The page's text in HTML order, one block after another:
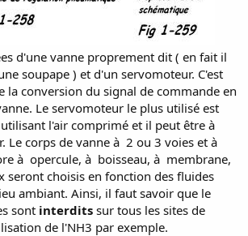
d'une vanne proprement dit ( en fait il
soupape ) et d'un servomoteur. C'est
la conversion du signal de commande en
Le servomoteur le plus utilisé est
l'air comprimé et il peut être à
Le corps de vanne à 2 ou 3 voies et à
à opercule, à boisseau, à membrane,
seront choisis en fonction des fluides
ambiant. Ainsi, il faut savoir que le
sont interdits sur tous les sites de
de l'NH3 par exemple.